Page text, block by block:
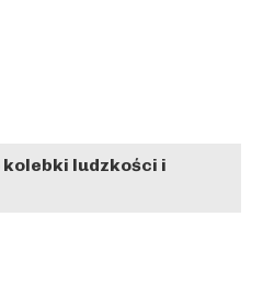
kolebki ludzkości i